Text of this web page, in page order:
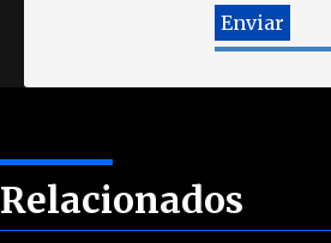
Relacionados